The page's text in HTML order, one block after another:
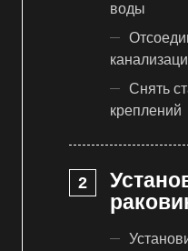
воды
Снять
креплений